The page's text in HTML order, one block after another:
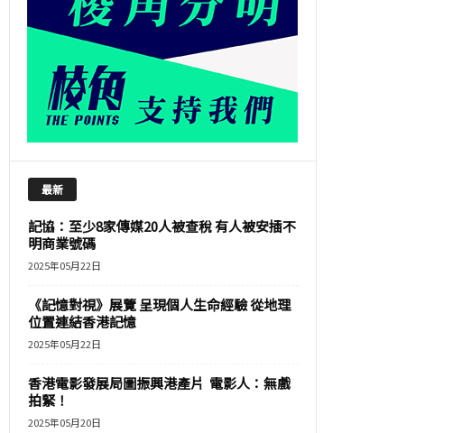
最新
記協：至少8家傳媒20人被查稅 有人被安插不
明商業號碼
2025年05月22日
《記憶對視》展覽 呈現個人生命經驗 從地理
位置連結香港記憶
2025年05月22日
香港電影發展局圖振興港產片 電影人：無戲
拍緊！
2025年05月20日